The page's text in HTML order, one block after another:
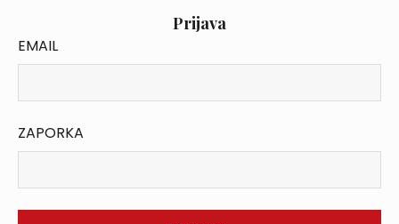
Prijava
EMAIL
ZAPORKA